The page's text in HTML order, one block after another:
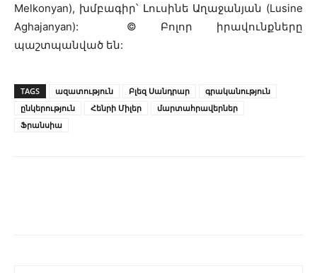
Melkonyan), խմբագիր՝ Լուսինե Աղաջանյան (Lusine
Aghajanyan): © Բոլոր իրավունքները
պաշտպանված են:
TAGS ազատություն Բլեզ Սանդրար
գրականություն
ընկերություն
Հենրի Միլեր
մարտահրավերներ
Ֆրանսիա